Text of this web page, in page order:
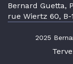
Bernard Guetta,
rue Wiertz 60,
2025